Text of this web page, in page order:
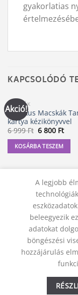
gyakorlatias
KAPCSOLÓDÓ
Akció!
KÁRTYÁK
Mágikus Macskák
kártya kézikönyvvel
6 999Ft Original
was:
6
999 Ft.
6 800 Ft
is:
6
800
KOSÁRBA TESZEM
KAPCSOLAT
JOGI
©
A legjobb
beleegyezik
adatokat
böngészési
hozzájárulás